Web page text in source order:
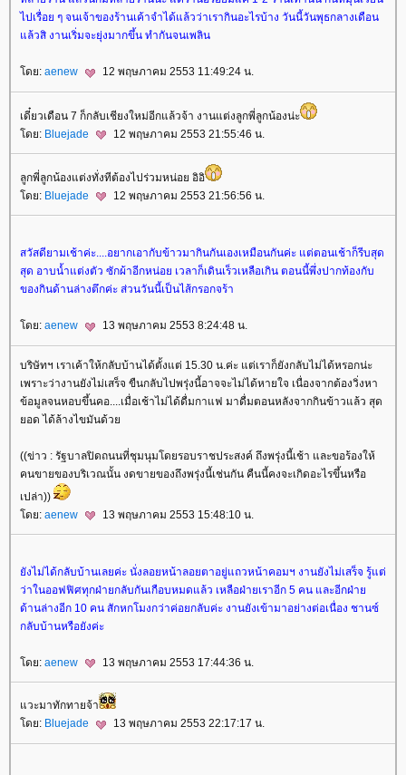
ไปเรื่อย ๆ จนเจ้าของร้านเค้าจำได้แล้วว่าเรากินอะไรบ้าง วันนี้วันพุธกลางเดือน
ล้วสิ งานเริ่มจะยุ่งมากขึ้น ทำกันจนเพลิน
ดย: aenew 12 พฤษภาคม 2553 11:49:24 น.
เดี๋ยวเดือน 7 ก็กลับเชียงใหม่อีกแล้วจ้า งานแต่งลูกพี่ลูกน้องน่ะ
ดย: Bluejade 12 พฤษภาคม 2553 21:55:46 น.
ลูกพี่ลูกน้องแต่งทั่งทีต้องไปร่วมหน่อย อิอิ
ดย: Bluejade 12 พฤษภาคม 2553 21:56:56 น.
สวัสดียามเช้าค่ะ....อยากเอากับข้าวมากินกันเองเหมือนกันค่ะ แต่ตอนเช้าก็รีบสุด
สุด อาบน้ำแต่งตัว ซักผ้าอีกหน่อย เวลาก็เดินเร็วเหลือเกิน ตอนนี้พึ่งปากท้องกับ
ของกินด้านล่างตึกค่ะ ส่วนวันนี้เป็นไส้กรอกจร้า
ดย: aenew 13 พฤษภาคม 2553 8:24:48 น.
บริษัทฯ เราเค้าให้กลับบ้านได้ตั้งแต่ 15.30 น.ค่ะ แต่เราก็ยังกลับไม่ได้หรอกน่ะ
เพราะว่างานยังไม่เสร็จ ขืนกลับไปพรุ่งนี้อาจจะไม่ได้หายใจ เนื่องจากต้องวิ่งหา
ข้อมูลจนหอบขึ้นคอ....เมื่อเช้าไม่ได้ดื่มกาแฟ มาดื่มตอนหลังจากกินข้าวแล้ว สุด
อด ได้ล้างไขมันด้ว
((ข่าว : รัฐบาลปิดถนนที่ชุมนุมโดยรอบราชประสงค์ ถึงพรุ่งนี้เช้า และขอร้องให้
คนขายของบริเวณนั้น งดขายของถึงพรุ่งนี้เช่นกัน คืนนี้คงจะเกิดอะไรขึ้นหรือ
เปล่า))
ดย: aenew 13 พฤษภาคม 2553 15:48:10 น.
ังไม่ได้กลับบ้านเลยค่ะ นั่งลอยหน้าลอยตาอยู่แถวหน้าคอมฯ งานยังไม่เสร็จ รู้แต่
ว่าในออฟฟิศทุกฝ่ายกลับกันเกือบหมดแล้ว เหลือฝ่ายเราอีก 5 คน และอีกฝ่า
ด้านล่างอีก 10 คน สักหกโมงกว่าค่อยกลับค่ะ งานยังเข้ามาอย่างต่อเนื่อง ชานซ์
กลับบ้านหรือยังค่ะ
ดย: aenew 13 พฤษภาคม 2553 17:44:36 น.
วะมาทักทายจ้า
ดย: Bluejade 13 พฤษภาคม 2553 22:17:17 น.